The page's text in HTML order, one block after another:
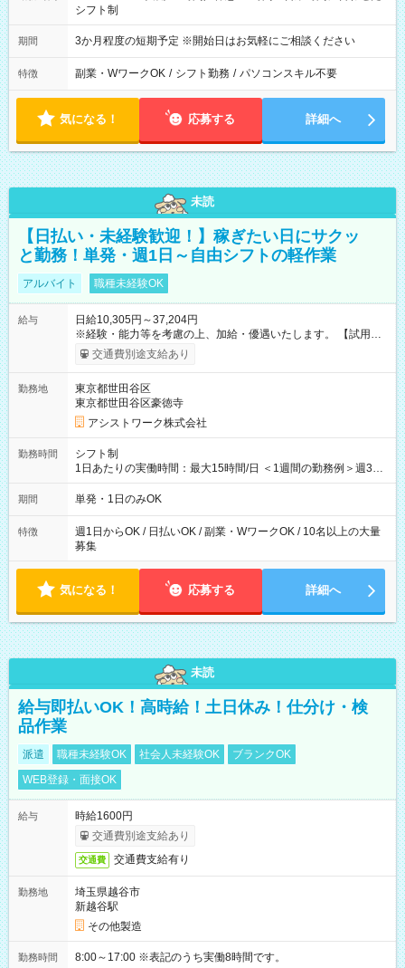
シフト制
期間 3か月程度の短期予定 ※開始日はお気軽にご相談ください
特徴 副業・WワークOK / シフト勤務 / パソコンスキル不要
気になる！ 応募する 詳細へ
未読
【日払い・未経験歓迎！】稼ぎたい日にサクッ
と勤務！単発・週1日～自由シフトの軽作業
アルバイト 職種未経験OK
給与
日給10,305円～37,204円
※経験・能力等を考慮の上、加給・優遇いたします。 【試用期
間】試用期間なし
交通費別途支給あり
勤務地
東京都世田谷区
東京都世田谷区豪徳寺
アシストワーク株式会社
勤務時間
シフト制
1日あたりの実働時間：最大15時間/日 ＜1週間の勤務例＞週3回
勤務 勤務：月・水・金 休み：火・木・土・日 好きな時にお仕事
可能です！ ※1日あたりの最大実働時間は日勤、夜勤共に勤務し
期間 単発・1日のみOK
特徴
週1日からOK / 日払いOK / 副業・WワークOK / 10名以上の大量
募集
気になる！ 応募する 詳細へ
未読
給与即払いOK！高時給！土日休み！仕分け・検
品作業
派遣 職種未経験OK 社会人未経験OK
ブランクOK
WEB登録・面接OK
給与
時給1600円
交通費別途支給あり
交通費 交通費支給有り
勤務地
埼玉県越谷市
新越谷駅
その他製造
勤務時間 8:00～17:00 ※表記のうち実働8時間です。